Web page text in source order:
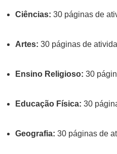
Ciências: 30 páginas de
Artes: 30 páginas de
Ensino Religioso: 30
Educação Física: 30
Geografia: 30 páginas de